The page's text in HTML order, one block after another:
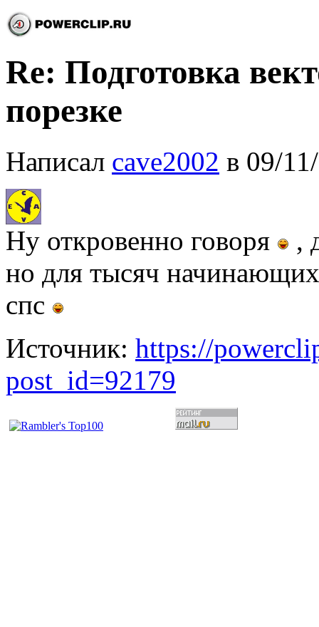
Re: Подготовка
порезке
Написал cave2002 в 09/
Ну откровенно говоря
,
но для тысяч
спс
Источник: https://
post_id=92179